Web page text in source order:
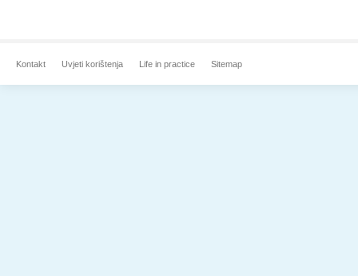
Kontakt Uvjeti korištenja Life in practice Sitemap